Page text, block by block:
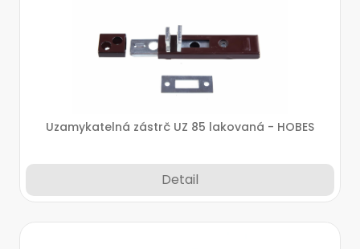
Uzamykatelná zástrč UZ 85 lakovaná - HOBES
Detail